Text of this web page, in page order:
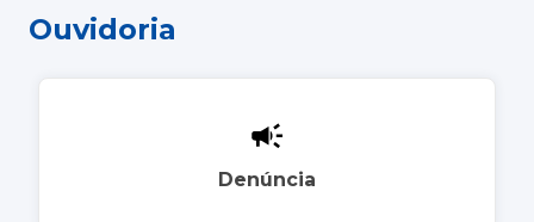
Ouvidoria
Denúncia